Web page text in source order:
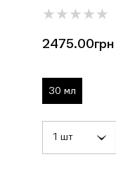
★
★ ★
★ ★
★ ★
★ ★
★
2475.00грн
30 мл